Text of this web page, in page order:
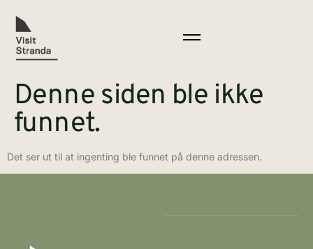
Denne siden ble ikke
funnet.
Det ser ut til at ingenting ble funnet på denne adressen.